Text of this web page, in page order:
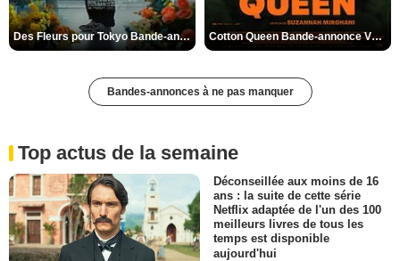
Des Fleurs pour Tokyo Bande-annonce VO STFR Cotton Queen Bande-annonce VO STFR
Bandes-annonces à ne pas manquer
Top actus de la semaine
Déconseillée aux moins de 16
ans : la suite de cette série
Netflix adaptée de l'un des 100
meilleurs livres de tous les
temps est disponible
aujourd'hui